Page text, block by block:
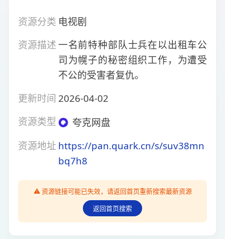
资源分类 电视剧
资源描述一名前特种部队士兵在以出租车公
司为幌子的秘密组织工作，为遭受
不公的受害者复仇。
更新时间 2026-04-02
资源类型
夸克网盘
资源地址 https://pan.quark.cn/s/suv38mn
bq7h8
⚠️ 资源链接可能已失效，请返回首页重新搜索最新资源
返回首页搜索